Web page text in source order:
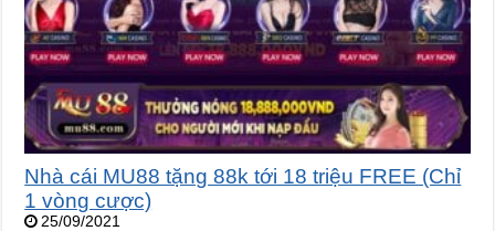
Nhà cái MU88 tặng 88k tới 18 triệu FREE (Chỉ
1 vòng cược)
25/09/2021